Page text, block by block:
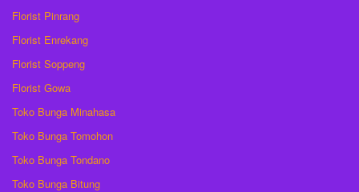
Florist Pinrang
Florist Enrekang
Florist Soppeng
Florist Gowa
Toko Bunga Minahasa
Toko Bunga Tomohon
Toko Bunga Tondano
Toko Bunga Bitung